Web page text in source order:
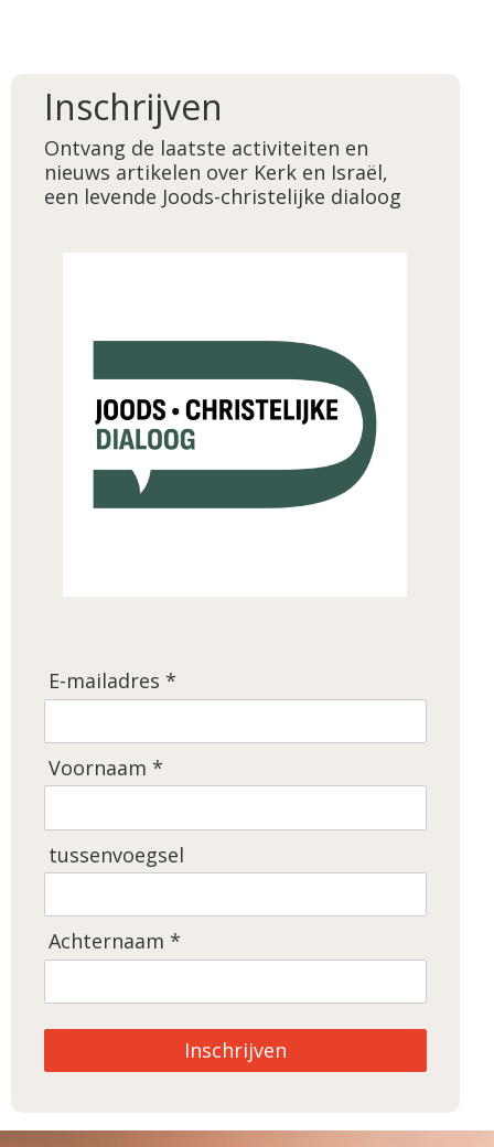
Inschrijven
Ontvang de laatste activiteiten en
nieuws artikelen over Kerk en Israël,
een levende Joods-christelijke dialoog
E-mailadres *
Voornaam *
tussenvoegsel
Achternaam *
Inschrijven